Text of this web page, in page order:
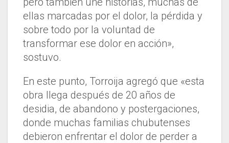
ellas marcadas por el dolor, la pérdida y
sobre todo por la voluntad de
transformar ese dolor en acción»,
sostuvo.
En este punto, Torroija agregó que «esta
obra llega después de 20 años de
desidia, de abandono y postergaciones,
donde muchas familias chubutenses
debieron enfrentar el dolor de perder a